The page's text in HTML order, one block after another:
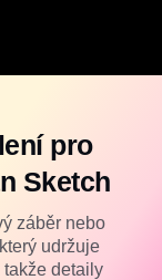
pro
Sketch
záběr nebo
udržuje
detaily